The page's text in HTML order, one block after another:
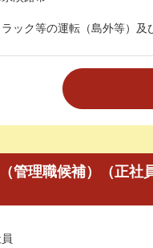
ラック等の運転（島外等）
管理職候補）（正社